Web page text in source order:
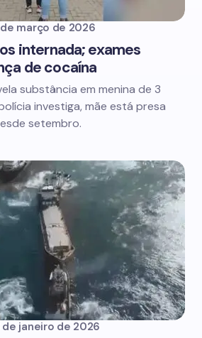
de março de 2026
internada; exames
de cocaína
substância em menina de 3
investiga, mãe está presa
setembro.
de janeiro de 2026